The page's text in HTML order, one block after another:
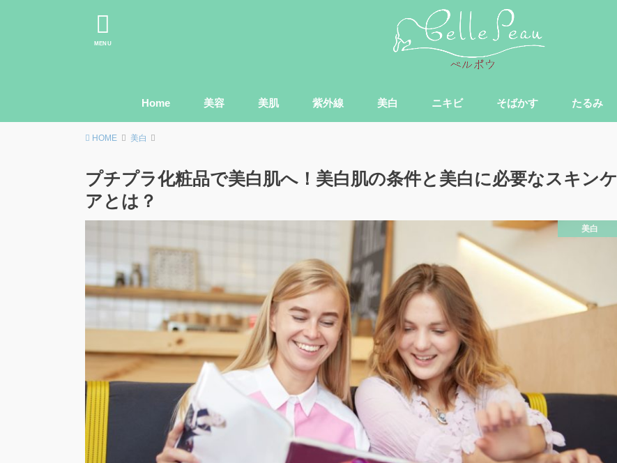
MENU
Home 美容 美肌 紫外線 美白 ニキビ そばかす たるみ
HOME 美白
プチプラ化粧品で美白肌へ！美白肌の条件と美白に必要なスキンケ
アとは？
美白